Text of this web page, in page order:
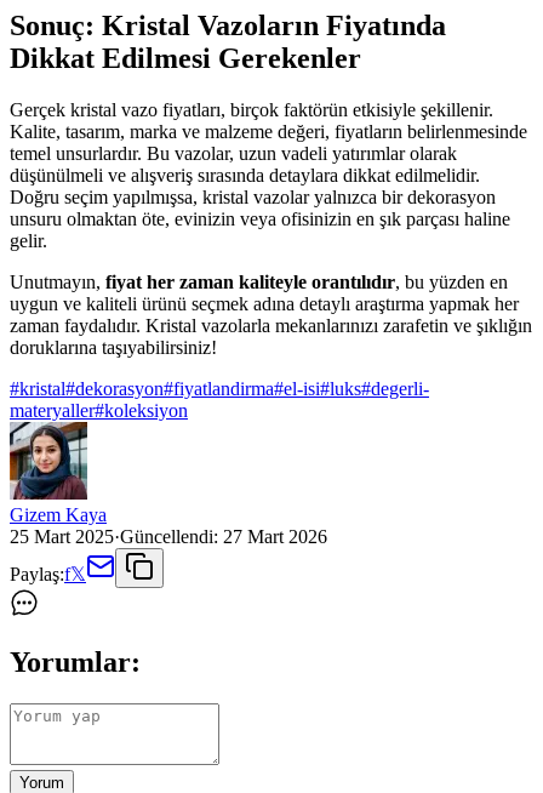
Sonuç: Kristal Vazoların Fiyatında
Dikkat Edilmesi Gerekenler
Gerçek kristal vazo fiyatları, birçok faktörün etkisiyle şekillenir.
Kalite, tasarım, marka ve malzeme değeri, fiyatların belirlenmesinde
temel unsurlardır. Bu vazolar, uzun vadeli yatırımlar olarak
düşünülmeli ve alışveriş sırasında detaylara dikkat edilmelidir.
Doğru seçim yapılmışsa, kristal vazolar yalnızca bir dekorasyon
unsuru olmaktan öte, evinizin veya ofisinizin en şık parçası haline
gelir.
Unutmayın, fiyat her zaman kaliteyle orantılıdır, bu yüzden en
uygun ve kaliteli ürünü seçmek adına detaylı araştırma yapmak her
zaman faydalıdır. Kristal vazolarla mekanlarınızı zarafetin ve şıklığın
doruklarına taşıyabilirsiniz!
#kristal#dekorasyon#fiyatlandirma#el-isi#luks#degerli-
materyaller#koleksiyon
Gizem Kaya
25 Mart 2025·Güncellendi: 27 Mart 2026
Paylaş:f𝕏
Yorumlar:
Yorum